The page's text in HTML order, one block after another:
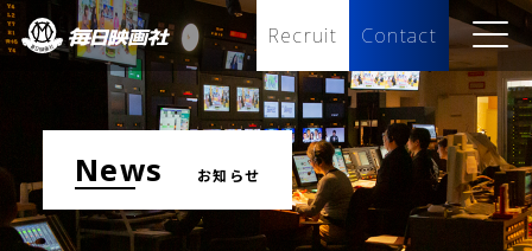
Recruit Contact
news お知らせ